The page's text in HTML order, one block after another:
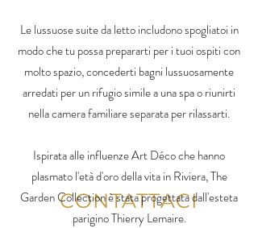
CONTATTACI
Le lussuose suite da letto includono spogliatoi in
modo che tu possa prepararti per i tuoi ospiti con
molto spazio, concederti bagni lussuosamente
arredati per un rifugio simile a una spa o riunirti
nella camera familiare separata per rilassarti.
Ispirata alle influenze Art Déco che hanno
plasmato l'età d'oro della vita in Riviera, The
Garden Collection è stata progettata dall'esteta
parigino Thierry Lemaire.